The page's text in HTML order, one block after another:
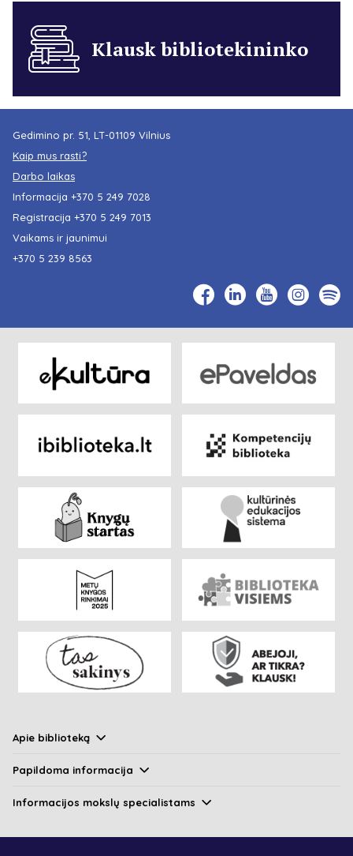
Klausk bibliotekininko
Gedimino pr. 51, LT-01109 Vilnius
Kaip mus rasti?
Darbo laikas
Informacija +370 5 249 7028
Registracija +370 5 249 7013
Vaikams ir jaunimui
+370 5 239 8563
Apie biblioteką
Papildoma informacija
Informacijos mokslų specialistams